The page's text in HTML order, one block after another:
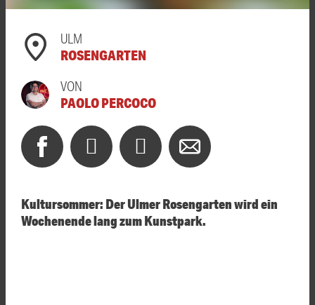
ULM
ROSENGARTEN
VON
PAOLO PERCOCO
Kultursommer: Der Ulmer Rosengarten wird ein
Wochenende lang zum Kunstpark.